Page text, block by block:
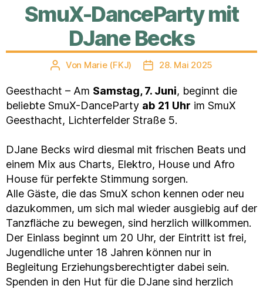
SmuX-DanceParty mit
DJane Becks
Beitragsautor
Von Marie (FKJ) Veröffentlichungsdatum
28. Mai 2025
Geesthacht – Am Samstag, 7. Juni, beginnt die
beliebte SmuX-DanceParty ab 21 Uhr im SmuX
Geesthacht, Lichterfelder Straße 5.
DJane Becks wird diesmal mit frischen Beats und
einem Mix aus Charts, Elektro, House und Afro
House für perfekte Stimmung sorgen.
Alle Gäste, die das SmuX schon kennen oder neu
dazukommen, um sich mal wieder ausgiebig auf der
Tanzfläche zu bewegen, sind herzlich willkommen.
Der Einlass beginnt um 20 Uhr, der Eintritt ist frei,
Jugendliche unter 18 Jahren können nur in
Begleitung Erziehungsberechtigter dabei sein.
Spenden in den Hut für die DJane sind herzlich